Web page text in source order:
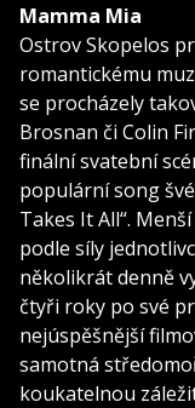
Mamma Mia
Ostrov Skopelos
romantickému
se procházely
Brosnan či Colin
finální svatební
populární song
Takes It All“.
podle síly
několikrát denně
čtyři roky po své
nejúspěšnější
samotná
koukatelnou